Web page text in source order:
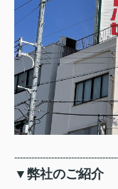
-
▼弊社のご紹介